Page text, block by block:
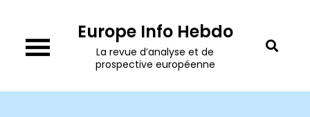
content
Europe Info Hebdo
La revue d’analyse et de
prospective européenne